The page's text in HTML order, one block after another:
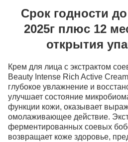
Срок годности
2025г плюс 12
открытия
Крем для лица с экстрактом
Beauty Intense Rich Active Cream
глубокое увлажнение и
улучшает состояние
функции кожи, оказывает
омолаживающее действие.
ферментированных соевых
возвращает коже здоровье,